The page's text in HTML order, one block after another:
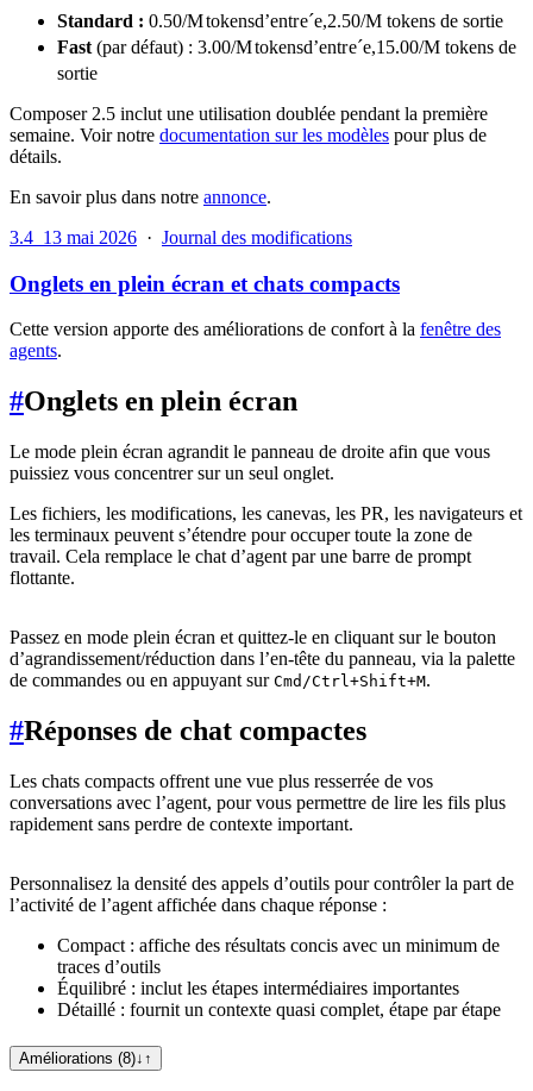
Standard : 0.50/Mtokensd’entreˊe,2.50/M tokens de sortie
Fast (par défaut) : 3.00/Mtokensd’entreˊe,15.00/M tokens de
sortie
Composer 2.5 inclut une utilisation doublée pendant la première
semaine. Voir notre documentation sur les modèles pour plus de
détails.
En savoir plus dans notre annonce.
3.4 13 mai 2026 · Journal des modifications
Onglets en plein écran et chats compacts
Cette version apporte des améliorations de confort à la fenêtre des
agents.
#Onglets en plein écran
Le mode plein écran agrandit le panneau de droite afin que vous
puissiez vous concentrer sur un seul onglet.
Les fichiers, les modifications, les canevas, les PR, les navigateurs et
les terminaux peuvent s’étendre pour occuper toute la zone de
travail. Cela remplace le chat d’agent par une barre de prompt
flottante.
Passez en mode plein écran et quittez-le en cliquant sur le bouton
d’agrandissement/réduction dans l’en-tête du panneau, via la palette
de commandes ou en appuyant sur Cmd/Ctrl+Shift+M.
#Réponses de chat compactes
Les chats compacts offrent une vue plus resserrée de vos
conversations avec l’agent, pour vous permettre de lire les fils plus
rapidement sans perdre de contexte important.
Personnalisez la densité des appels d’outils pour contrôler la part de
l’activité de l’agent affichée dans chaque réponse :
Compact : affiche des résultats concis avec un minimum de
traces d’outils
Équilibré : inclut les étapes intermédiaires importantes
Détaillé : fournit un contexte quasi complet, étape par étape
Améliorations (8)↓ ↑